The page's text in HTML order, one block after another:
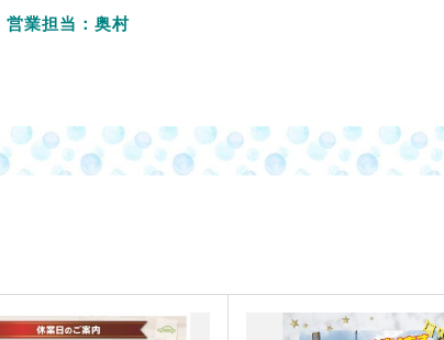
営業担当：奥村